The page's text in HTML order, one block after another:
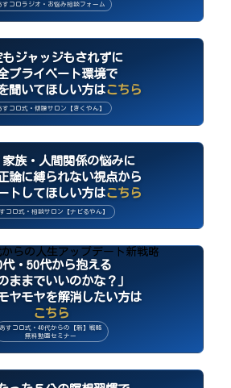
すコロラジオ・お悩み相談フォーム
ジャッジもされずに
プライベート環境で
聞いてほしい方はこちら
すコロ式・傾聴サロン【きくやん】
族・人間関係の悩みに
論に縛られない視点から
トしてほしい方はこちら
コロ式・相談サロン【ナビるやん】
代・50代から抱える
ままでいいのかな？」
ヤモヤを解消したい方は
こちら
あすコロ式・40代からの【新】戦略
無料動画セミナー